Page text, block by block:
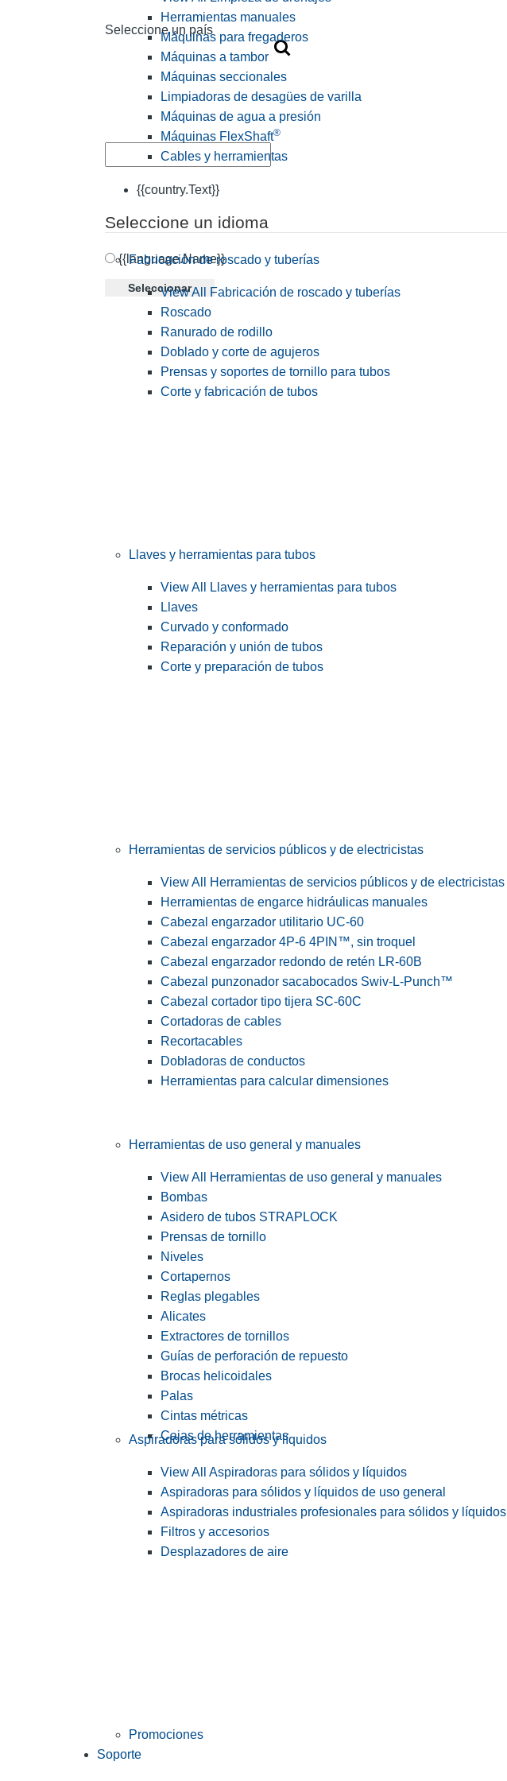
Seleccione un país
{{country.Text}}
Seleccione un idioma
{{language.Name}}
Seleccionar
Herramientas manuales
Máquinas para fregaderos
Máquinas a tambor
Máquinas seccionales
Limpiadoras de desagües de varilla
Máquinas de agua a presión
Máquinas FlexShaft®
Cables y herramientas
Fabricación de roscado y tuberías
View All Fabricación de roscado y tuberías
Roscado
Ranurado de rodillo
Doblado y corte de agujeros
Prensas y soportes de tornillo para tubos
Corte y fabricación de tubos
Llaves y herramientas para tubos
View All Llaves y herramientas para tubos
Llaves
Curvado y conformado
Reparación y unión de tubos
Corte y preparación de tubos
Herramientas de servicios públicos y de electricistas
View All Herramientas de servicios públicos y de electricistas
Herramientas de engarce hidráulicas manuales
Cabezal engarzador utilitario UC-60
Cabezal engarzador 4P-6 4PIN™, sin troquel
Cabezal engarzador redondo de retén LR-60B
Cabezal punzonador sacabocados Swiv-L-Punch™
Cabezal cortador tipo tijera SC-60C
Cortadoras de cables
Recortacables
Dobladoras de conductos
Herramientas para calcular dimensiones
Herramientas de uso general y manuales
View All Herramientas de uso general y manuales
Bombas
Asidero de tubos STRAPLOCK
Prensas de tornillo
Niveles
Cortapernos
Reglas plegables
Alicates
Extractores de tornillos
Guías de perforación de repuesto
Brocas helicoidales
Palas
Cintas métricas
Cajas de herramientas
Aspiradoras para sólidos y líquidos
View All Aspiradoras para sólidos y líquidos
Aspiradoras para sólidos y líquidos de uso general
Aspiradoras industriales profesionales para sólidos y líquidos
Filtros y accesorios
Desplazadores de aire
Promociones
Soporte